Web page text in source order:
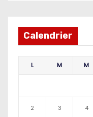
Calendrier
L M M
2 3 4